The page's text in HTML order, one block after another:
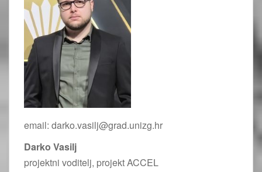
email: darko.vasilj@grad.unizg.hr
Darko Vasilj
projektni voditelj, projekt ACCEL